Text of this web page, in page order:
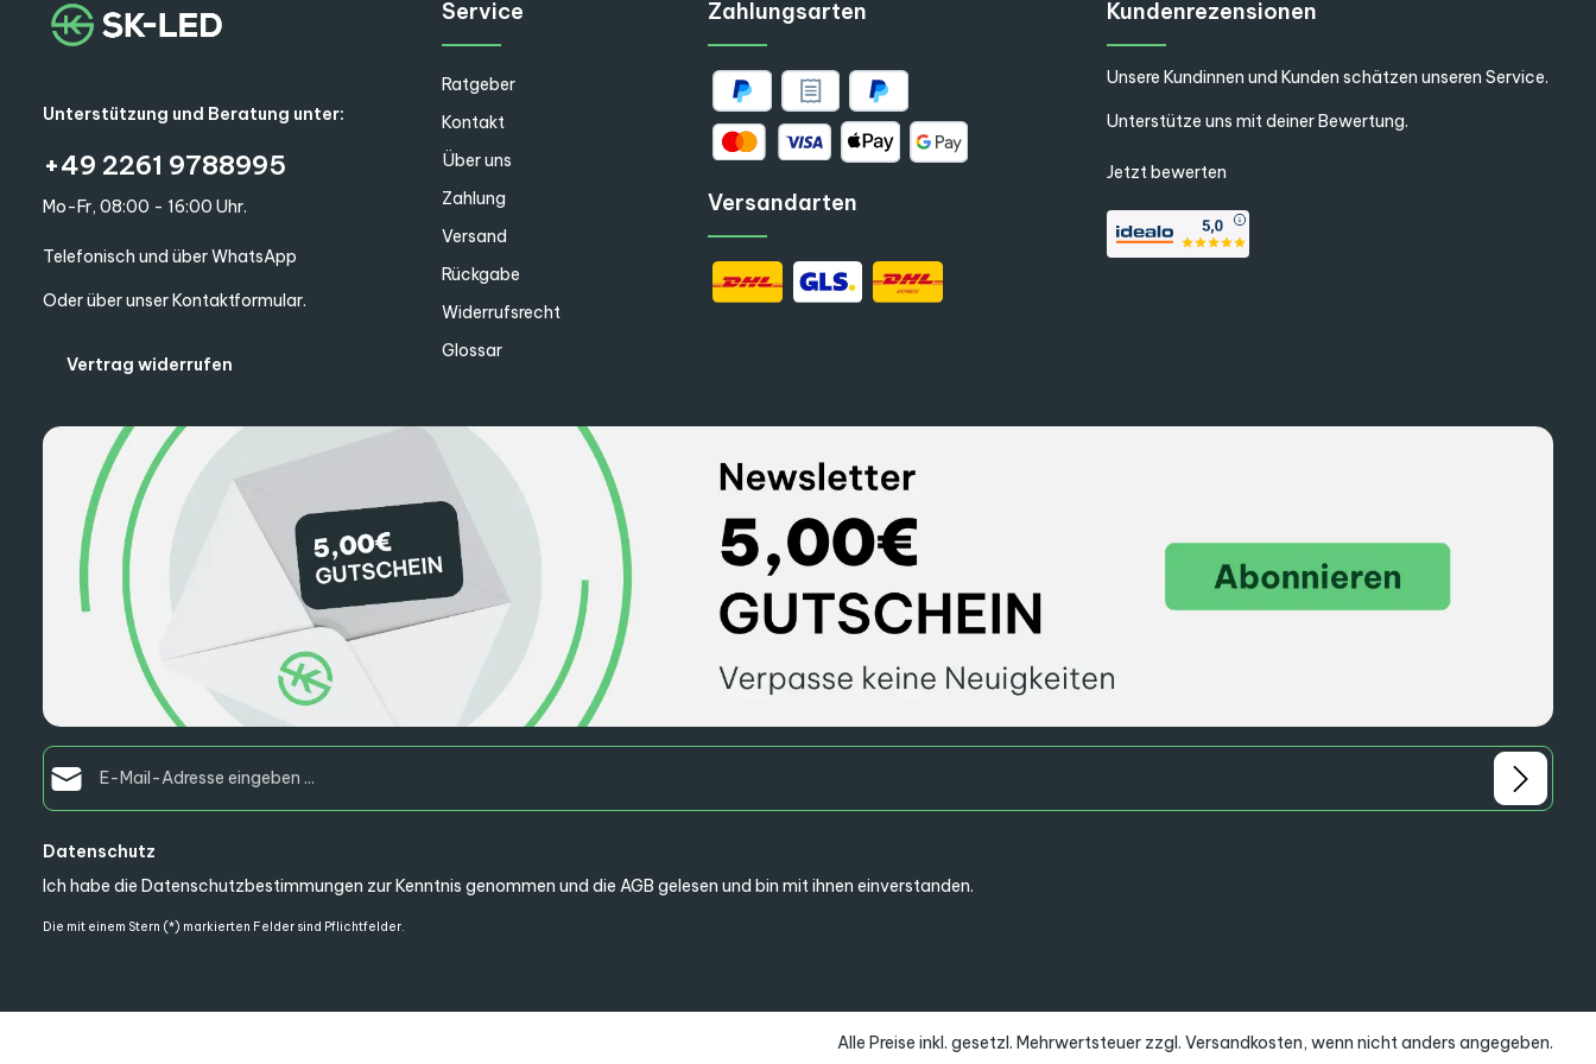
Unterstützung und Beratung unter:
+49 2261 9788995
Mo-Fr, 08:00 - 16:00 Uhr.
Telefonisch und über WhatsApp
Oder über unserKontaktformular.
Vertrag widerrufen
Service
Ratgeber
Kontakt
Über uns
Zahlung
Versand
Rückgabe
Widerrufsrecht
Glossar
Zahlungsarten
Versandarten
Kundenrezensionen
Unsere Kundinnen und Kunden schätzen unseren Service.
Unterstütze uns mit deiner Bewertung.
Jetzt bewerten
E-Mail-Adresse*
Datenschutz
Ich habe die Datenschutzbestimmungen zur Kenntnis genommen und die AGB gelesen und bin mit ihnen einverstanden.
Die mit einem Stern (*) markierten Felder sind Pflichtfelder.
Alle Preise inkl. gesetzl. Mehrwertsteuer zzgl. Versandkosten, wenn nicht anders angegeben.